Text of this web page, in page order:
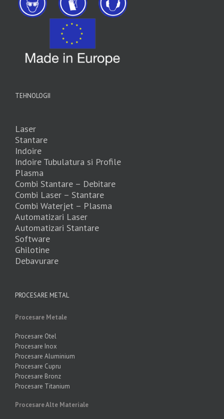
TEHNOLOGII
Laser
Stantare
Indoire
Indoire Tubulatura si Profile
Plasma
Combi Stantare – Debitare
Combi Laser – Stantare
Combi Waterjet – Plasma
Automatizari Laser
Automatizari Stantare
Software
Ghilotine
Debavurare
PROCESARE METAL
Procesare Metale
Procesare Otel
Procesare Inox
Procesare Aluminium
Procesare Cupru
Procesare Bronz
Procesare Titanium
Procesare Alte Materiale